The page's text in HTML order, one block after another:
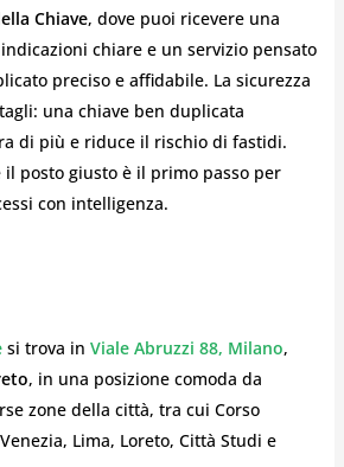
Chiave, dove puoi ricevere una
chiare e un servizio pensato
preciso e affidabile. La sicurezza
una chiave ben duplicata
di più e riduce il rischio di fastidi.
il posto giusto è il primo passo per
con intelligenza.
si trova in Viale Abruzzi 88, Milano,
, in una posizione comoda da
zone della città, tra cui Corso
Lima, Loreto, Città Studi e